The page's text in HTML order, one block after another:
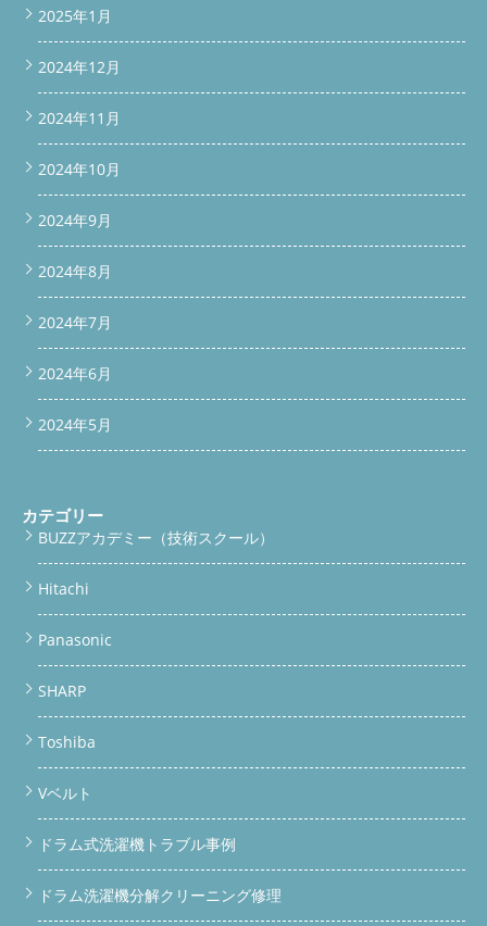
2025年1月
2024年12月
2024年11月
2024年10月
2024年9月
2024年8月
2024年7月
2024年6月
2024年5月
カテゴリー
BUZZアカデミー（技術スクール）
Hitachi
Panasonic
SHARP
Toshiba
Vベルト
ドラム式洗濯機トラブル事例
ドラム洗濯機分解クリーニング修理